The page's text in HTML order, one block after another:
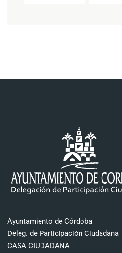
Ayuntamiento de Córdoba
Deleg. de Participación Ciudadana
CASA CIUDADANA